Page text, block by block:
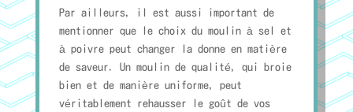
Par ailleurs, il est aussi important de
mentionner que le choix du moulin à sel et
à poivre peut changer la donne en matière
de saveur. Un moulin de qualité, qui broie
bien et de manière uniforme, peut
véritablement rehausser le goût de vos